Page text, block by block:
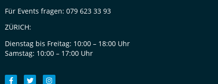
Für Events fragen: 079 623 33 93
ZÜRICH:
Dienstag bis Freitag: 10:00 – 18:00 Uhr
Samstag: 10:00 – 17:00 Uhr